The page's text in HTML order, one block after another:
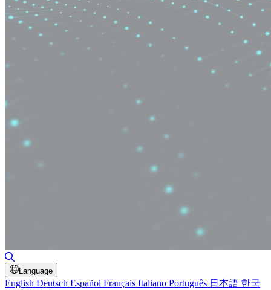
Language
English Deutsch Español Français Italiano Português 日本語 한국